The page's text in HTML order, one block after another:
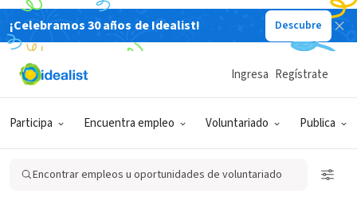
¡Celebramos 30 años de Idealist! Descubre
Participa Encuentra empleo Voluntariado Publica
Ingresa Regístrate
Encontrar empleos u oportunidades de voluntariado
GOBIERNO
Association of Bay Area
Governments (ABAG)
Oakland, CA www.abag.ca.gov
Acerca de